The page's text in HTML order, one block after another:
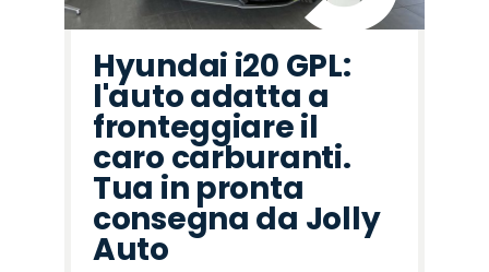
Hyundai i20 GPL:
l'auto adatta a
fronteggiare il
caro carburanti.
Tua in pronta
consegna da Jolly
Auto